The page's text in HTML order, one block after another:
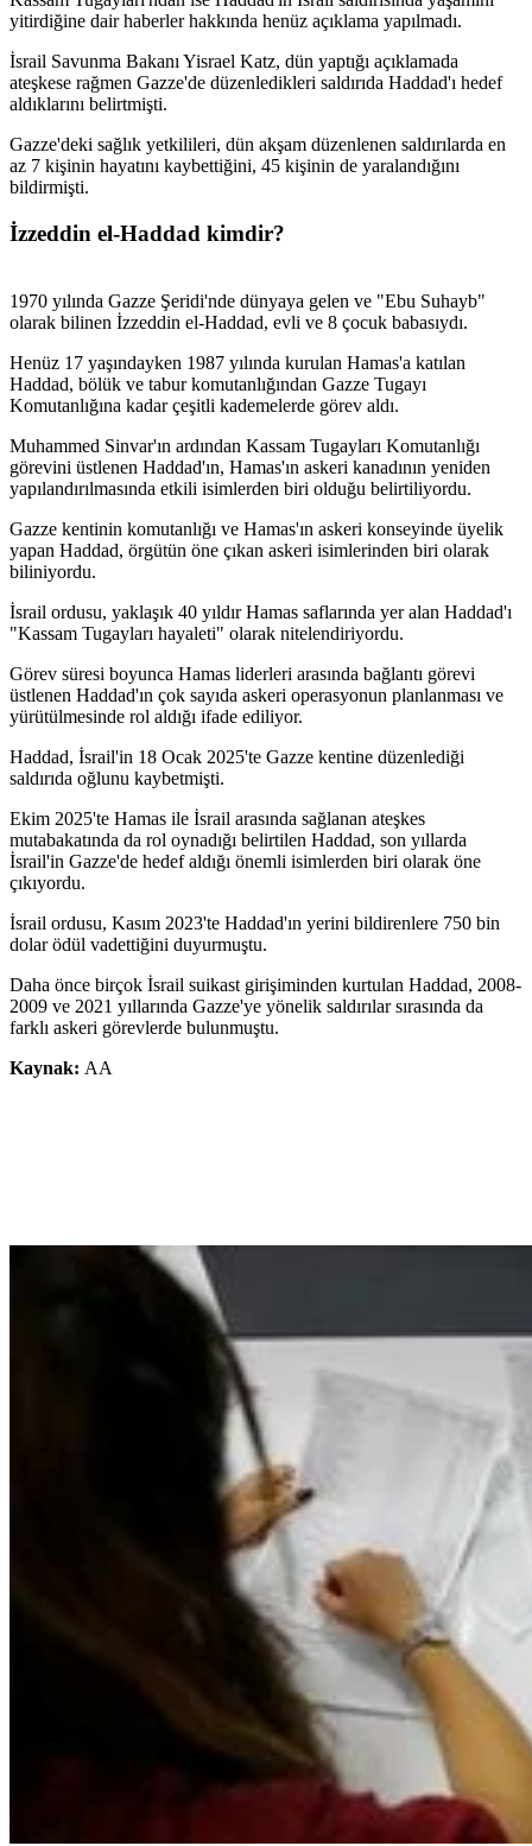
yitirdiğine dair haberler hakkında henüz açıklama yapılmadı.
İsrail Savunma Bakanı Yisrael Katz, dün yaptığı açıklamada
ateşkese rağmen Gazze'de düzenledikleri saldırıda Haddad'ı hedef
aldıklarını belirtmişti.
Gazze'deki sağlık yetkilileri, dün akşam düzenlenen saldırılarda en
az 7 kişinin hayatını kaybettiğini, 45 kişinin de yaralandığını
bildirmişti.
İzzeddin el-Haddad kimdir?
1970 yılında Gazze Şeridi'nde dünyaya gelen ve "Ebu Suhayb"
olarak bilinen İzzeddin el-Haddad, evli ve 8 çocuk babasıydı.
Henüz 17 yaşındayken 1987 yılında kurulan Hamas'a katılan
Haddad, bölük ve tabur komutanlığından Gazze Tugayı
Komutanlığına kadar çeşitli kademelerde görev aldı.
Muhammed Sinvar'ın ardından Kassam Tugayları Komutanlığı
görevini üstlenen Haddad'ın, Hamas'ın askeri kanadının yeniden
yapılandırılmasında etkili isimlerden biri olduğu belirtiliyordu.
Gazze kentinin komutanlığı ve Hamas'ın askeri konseyinde üyelik
yapan Haddad, örgütün öne çıkan askeri isimlerinden biri olarak
biliniyordu.
İsrail ordusu, yaklaşık 40 yıldır Hamas saflarında yer alan Haddad'ı
"Kassam Tugayları hayaleti" olarak nitelendiriyordu.
Görev süresi boyunca Hamas liderleri arasında bağlantı görevi
üstlenen Haddad'ın çok sayıda askeri operasyonun planlanması ve
yürütülmesinde rol aldığı ifade ediliyor.
Haddad, İsrail'in 18 Ocak 2025'te Gazze kentine düzenlediği
saldırıda oğlunu kaybetmişti.
Ekim 2025'te Hamas ile İsrail arasında sağlanan ateşkes
mutabakatında da rol oynadığı belirtilen Haddad, son yıllarda
İsrail'in Gazze'de hedef aldığı önemli isimlerden biri olarak öne
çıkıyordu.
İsrail ordusu, Kasım 2023'te Haddad'ın yerini bildirenlere 750 bin
dolar ödül vadettiğini duyurmuştu.
Daha önce birçok İsrail suikast girişiminden kurtulan Haddad, 2008-
2009 ve 2021 yıllarında Gazze'ye yönelik saldırılar sırasında da
farklı askeri görevlerde bulunmuştu.
Kaynak: AA